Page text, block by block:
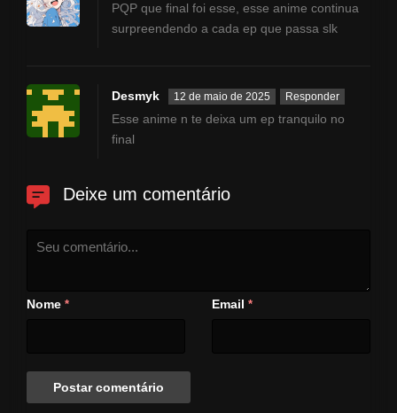
PQP que final foi esse, esse anime continua
surpreendendo a cada ep que passa slk
Desmyk 12 de maio de 2025 Responder
Esse anime n te deixa um ep tranquilo no
final
Deixe um comentário
Nome * Email *